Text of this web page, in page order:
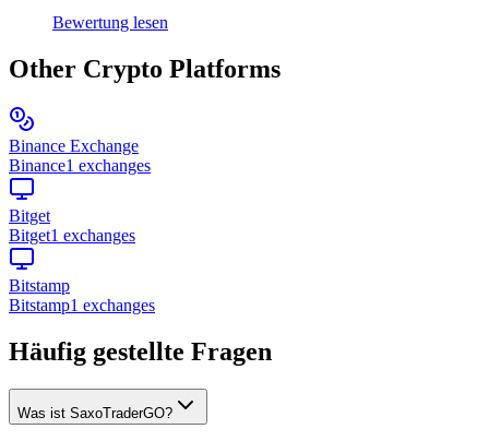
Bewertung lesen
Other Crypto Platforms
Binance Exchange
Binance1 exchanges
Bitget
Bitget1 exchanges
Bitstamp
Bitstamp1 exchanges
Häufig gestellte Fragen
Was ist SaxoTraderGO?